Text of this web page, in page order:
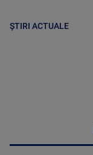
ȘTIRI ACTUALE